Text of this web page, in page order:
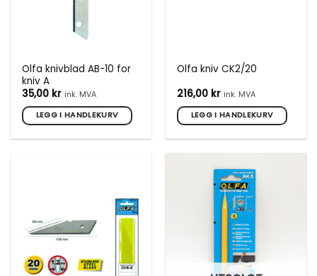
Olfa knivblad AB-10 for
kniv A
35,00 kr ink. MVA
LEGG I HANDLEKURV
Olfa kniv CK2/20
216,00 kr ink. MVA
LEGG I HANDLEKURV